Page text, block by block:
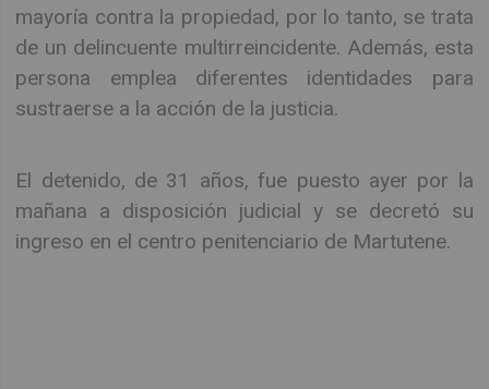
mayoría contra la propiedad, por lo tanto, se trata
de un delincuente multirreincidente. Además, esta
persona emplea diferentes identidades para
sustraerse a la acción de la justicia.
El detenido, de 31 años, fue puesto ayer por la
mañana a disposición judicial y se decretó su
ingreso en el centro penitenciario de Martutene.